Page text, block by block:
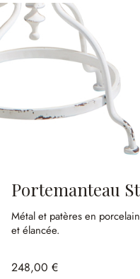
Portemanteau
Métal et patères en
et élancée.
248,00 €